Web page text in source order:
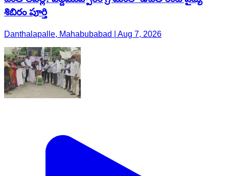
శిబిరం పూర్తి
Danthalapalle, Mahabubabad | Aug 7, 2026